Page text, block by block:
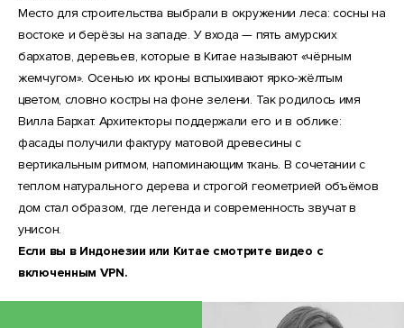
Место для строительства выбрали в окружении леса: сосны на
востоке и берёзы на западе. У входа — пять амурских
бархатов, деревьев, которые в Китае называют «чёрным
жемчугом». Осенью их кроны вспыхивают ярко-жёлтым
цветом, словно костры на фоне зелени. Так родилось имя
Вилла Бархат. Архитекторы поддержали его и в облике:
фасады получили фактуру матовой древесины с
вертикальным ритмом, напоминающим ткань. В сочетании с
теплом натурального дерева и строгой геометрией объёмов
дом стал образом, где легенда и современность звучат в
унисон.
Если вы в Индонезии или Китае смотрите видео с
включенным VPN.